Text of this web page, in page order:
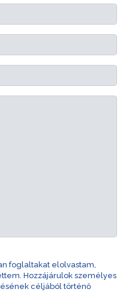
foglaltakat elolvastam,
Hozzájárulok személyes
céljából történő